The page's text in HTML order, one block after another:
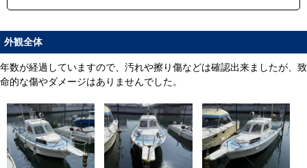
外観全体
年数が経過していますので、汚れや擦り傷などは確認出来ましたが、致
命的な傷やダメージはありませんでした。